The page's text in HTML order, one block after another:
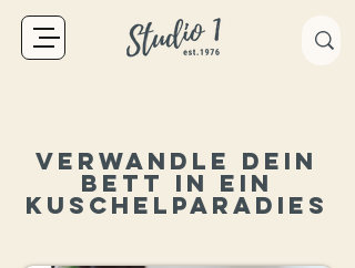
Verwandle Dein
Bett in ein
Kuschelparadies